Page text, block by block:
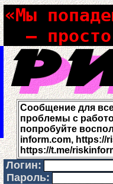
«Мы
–
Сообщение для
проблемы с
попробуйте
inform.com, https://
https://t.me/
Логин:
Пароль: